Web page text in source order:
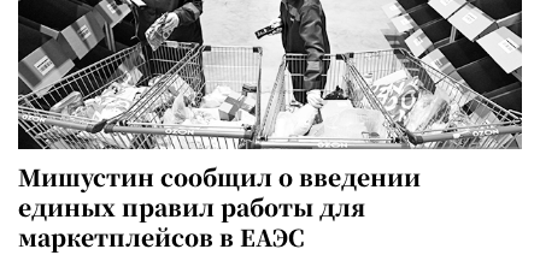
Мишустин сообщил о введении
единых правил работы для
маркетплейсов в ЕАЭС